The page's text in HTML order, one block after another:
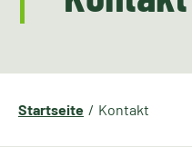
Startseite Kontakt